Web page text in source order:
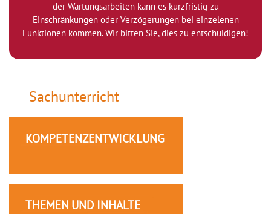
der Wartungsarbeiten kann es kurzfristig zu
Einschränkungen oder Verzögerungen bei einzelenen
Funktionen kommen. Wir bitten Sie, dies zu entschuldigen!
Sachunterricht
KOMPETENZENTWICKLUNG
THEMEN UND INHALTE